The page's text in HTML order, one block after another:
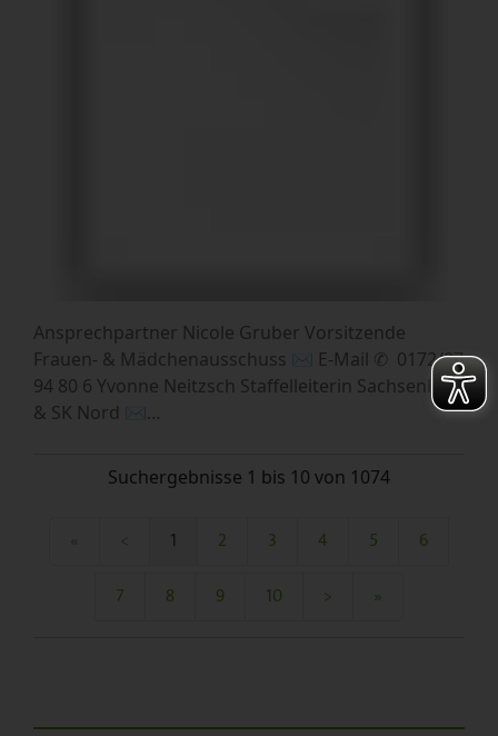
Ansprechpartner Nicole Gruber Vorsitzende
Frauen- & Mädchenausschuss ✉︎ E-Mail ✆ 0172/87
94 80 6 Yvonne Neitzsch Staffelleiterin Sachsenliga
& SK Nord ✉︎…
Suchergebnisse 1 bis 10 von 1074
1 2 3 4 5
6
7
8 9 10 > »